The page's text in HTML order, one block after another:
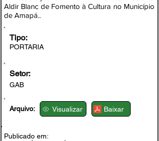
Aldir Blanc de Fomento à Cultura no Município
de Amapá..
Tipo:
PORTARIA
Setor:
GAB
Arquivo: Visualizar Baixar
Publicado em: